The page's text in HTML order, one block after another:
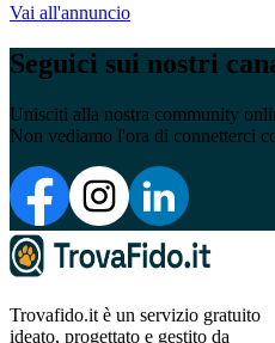
Vai all'annuncio
Seguici sui nostri
Unisciti alla nostra community
Non vediamo l'ora di connetterci
Trovafido.it è un servizio gratuito
ideato, progettato e gestito da